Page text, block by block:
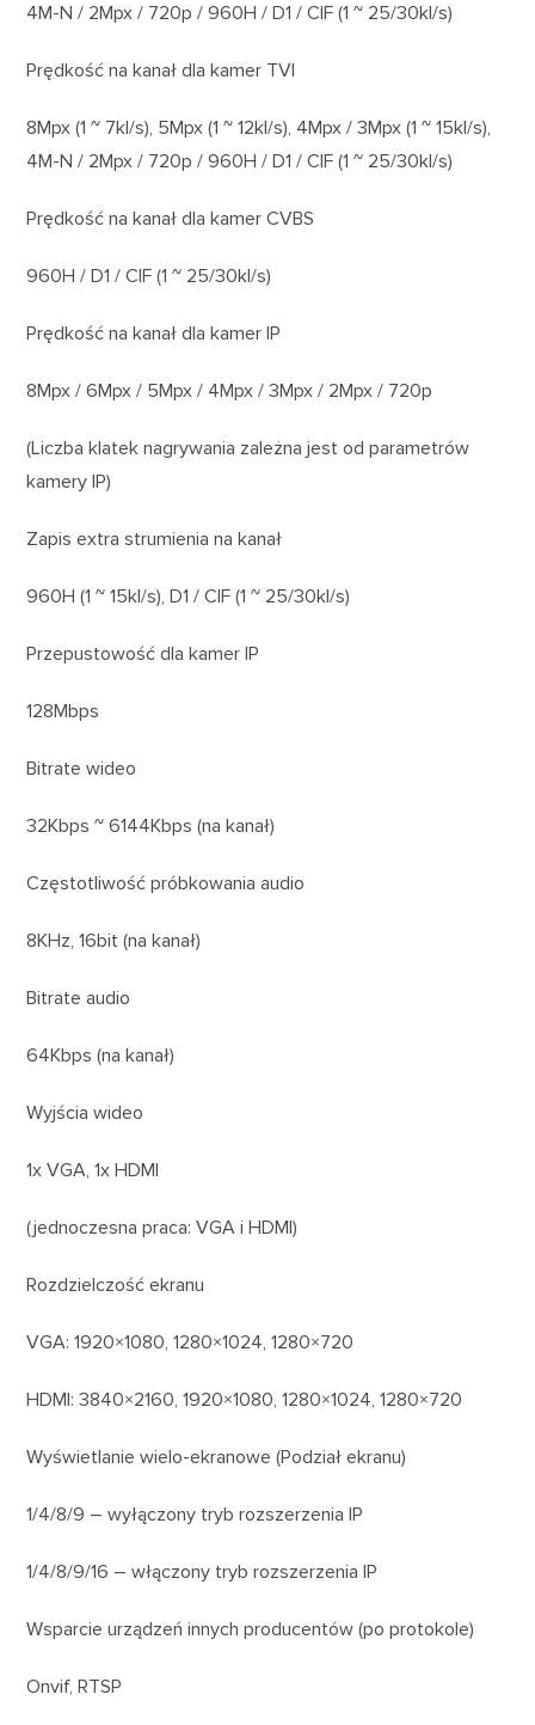
4M-N / 2Mpx / 720p / 960H / D1 / CIF (1 ~ 25/30kl/s)
Prędkość na kanał dla kamer TVI
8Mpx (1 ~ 7kl/s), 5Mpx (1 ~ 12kl/s), 4Mpx / 3Mpx (1 ~ 15kl/s),
4M-N / 2Mpx / 720p / 960H / D1 / CIF (1 ~ 25/30kl/s)
Prędkość na kanał dla kamer CVBS
960H / D1 / CIF (1 ~ 25/30kl/s)
Prędkość na kanał dla kamer IP
8Mpx / 6Mpx / 5Mpx / 4Mpx / 3Mpx / 2Mpx / 720p
(Liczba klatek nagrywania zależna jest od parametrów
kamery IP)
Zapis extra strumienia na kanał
960H (1 ~ 15kl/s), D1 / CIF (1 ~ 25/30kl/s)
Przepustowość dla kamer IP
128Mbps
Bitrate wideo
32Kbps ~ 6144Kbps (na kanał)
Częstotliwość próbkowania audio
8KHz, 16bit (na kanał)
Bitrate audio
64Kbps (na kanał)
Wyjścia wideo
1x VGA, 1x HDMI
(jednoczesna praca: VGA i HDMI)
Rozdzielczość ekranu
VGA: 1920×1080, 1280×1024, 1280×720
HDMI: 3840×2160, 1920×1080, 1280×1024, 1280×720
Wyświetlanie wielo-ekranowe (Podział ekranu)
1/4/8/9 – wyłączony tryb rozszerzenia IP
1/4/8/9/16 – włączony tryb rozszerzenia IP
Wsparcie urządzeń innych producentów (po protokole)
Onvif, RTSP